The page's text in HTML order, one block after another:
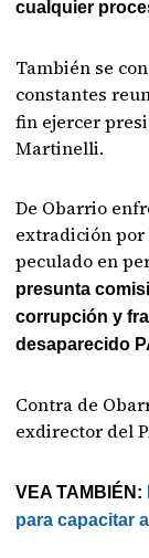
cualquier
También se
constantes
fin ejercer
Martinelli.
De Obarrio
extradición
peculado en
presunta
corrupción y
desaparecido
Contra de
exdirector del
VEA TAMBIÉN:
para capacitar